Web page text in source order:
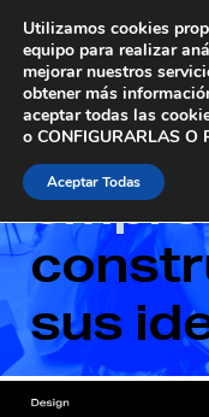
contentDisseny
sus
Utilizamos cookies
equipo para realizar
mejorar nuestros
obtener más
aceptar todas las
o CONFIGURARLAS O
Aceptar Todas